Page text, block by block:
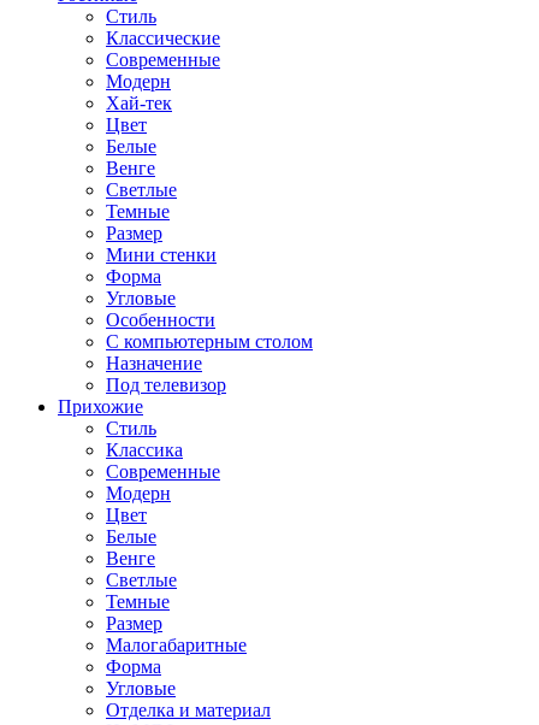
Стиль
Классические
Современные
Модерн
Хай-тек
Цвет
Белые
Венге
Светлые
Темные
Размер
Мини стенки
Форма
Угловые
Особенности
С компьютерным столом
Назначение
Под телевизор
Прихожие
Стиль
Классика
Современные
Модерн
Цвет
Белые
Венге
Светлые
Темные
Размер
Малогабаритные
Форма
Угловые
Отделка и материал